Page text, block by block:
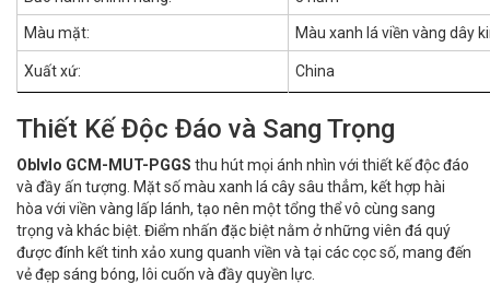
Màu mặt: Màu xanh lá viền vàng dây
Xuất xứ: China
Thiết Kế Độc Đáo và Sang Trọng
Oblvlo GCM-MUT-PGGS thu hút mọi ánh nhìn với thiết kế độc đáo
và đầy ấn tượng. Mặt số màu xanh lá cây sâu thẳm, kết hợp hài
hòa với viền vàng lấp lánh, tạo nên một tổng thể vô cùng sang
trọng và khác biệt. Điểm nhấn đặc biệt nằm ở những viên đá quý
được đính kết tinh xảo xung quanh viền và tại các cọc số, mang đến
vẻ đẹp sáng bóng, lôi cuốn và đầy quyền lực.